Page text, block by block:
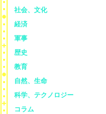
社会、文化
経済
軍事
歴史
教育
自然、生命
科学、テクノロジー
コラム